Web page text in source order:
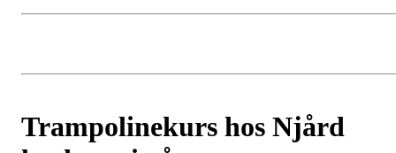
Trampolinekurs hos Njård